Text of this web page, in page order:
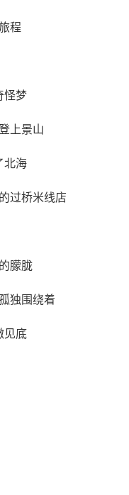
程
怪梦
上景山
北海
过桥米线店
朦胧
独围绕着
见底